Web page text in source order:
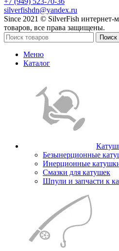
silverfishdn@yandex.ru
Since 2021 © SilverFish интернет-
товаров, все права защищены.
Поиск
Меню
Каталог
Безынерционные
Инерционные
Смазки для катушек
Шпули и запчасти к